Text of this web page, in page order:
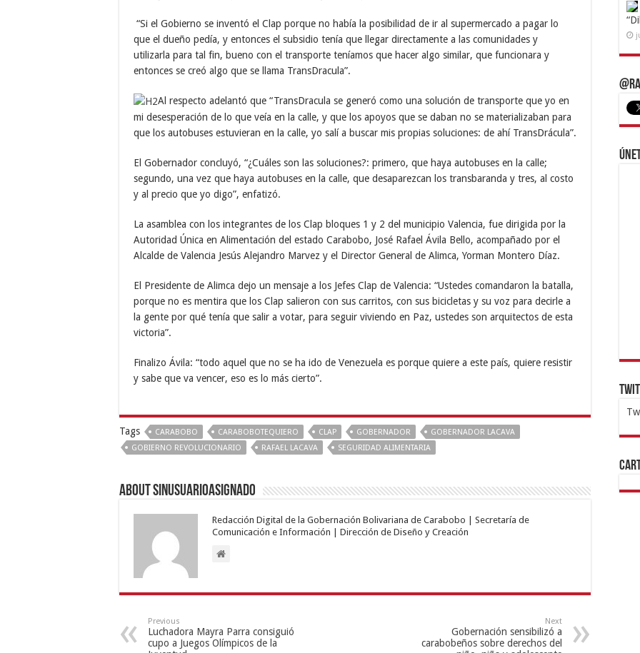
“Si el Gobierno se inventó el Clap porque no había la posibilidad de ir al supermercado a pagar lo
que el dueño pedía, y entonces el subsidio tenía que llegar directamente a las comunidades y
utilizarla para tal fin, bueno con el transporte teníamos que hacer algo similar, que funcionara y
entonces se creó algo que se llama TransDracula”.
Al respecto adelantó que “TransDracula se generó como una solución de transporte que yo en
mi desesperación de lo que veía en la calle, y que los apoyos que se daban no se materializaban para
que los autobuses estuvieran en la calle, yo salí a buscar mis propias soluciones: de ahí TransDrácula”.
El Gobernador concluyó, “¿Cuáles son las soluciones?: primero, que haya autobuses en la calle;
segundo, una vez que haya autobuses en la calle, que desaparezcan los transbaranda y tres, al costo
y al precio que yo digo”, enfatizó.
La asamblea con los integrantes de los Clap bloques 1 y 2 del municipio Valencia, fue dirigida por la
Autoridad Única en Alimentación del estado Carabobo, José Rafael Ávila Bello, acompañado por el
Alcalde de Valencia Jesús Alejandro Marvez y el Director General de Alimca, Yorman Montero Díaz.
El Presidente de Alimca dejo un mensaje a los Jefes Clap de Valencia: “Ustedes comandaron la batalla,
porque no es mentira que los Clap salieron con sus carritos, con sus bicicletas y su voz para decirle a
la gente por qué tenía que salir a votar, para seguir viviendo en Paz, ustedes son arquitectos de esta
victoria”.
Finalizo Ávila: “todo aquel que no se ha ido de Venezuela es porque quiere a este país, quiere resistir
y sabe que va vencer, eso es lo más cierto”.
Tags CARABOBO CARABOBOTEQUIERO CLAP GOBERNADOR
GOBERNADOR LACAVA
GOBIERNO REVOLUCIONARIO
RAFAEL LACAVA SEGURIDAD ALIMENTARIA
About sinusuarioasignado
Redacción Digital de la Gobernación Bolivariana de Carabobo | Secretaría de
Comunicación e Información | Dirección de Diseño y Creación
Previous
Luchadora Mayra Parra consiguió
cupo a Juegos Olímpicos de la
Next
Gobernación sensibilizó a
carabobeños sobre derechos del